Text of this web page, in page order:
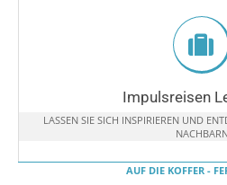
Impulsreisen
LASSEN SIE SICH INSPIRIEREN UND
AUF DIE KOFFER -